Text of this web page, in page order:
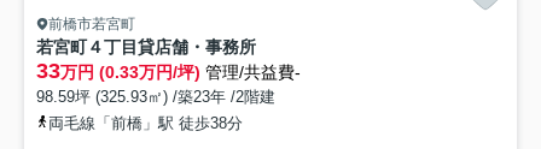
前橋市若宮町
若宮町４丁目貸店舗・事務所
33万円 (0.33万円/坪) 管理/共益費-
98.59坪 (325.93㎡) /築23年 /2階建
両毛線「前橋」駅 徒歩38分